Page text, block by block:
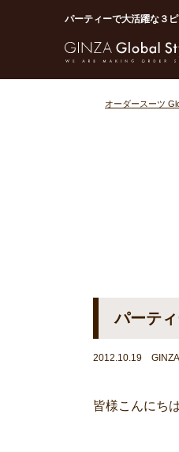
パーティーで大活躍な３
オーダースーツ
パーテ
2012.10.19 GINZA
皆様こんにちは